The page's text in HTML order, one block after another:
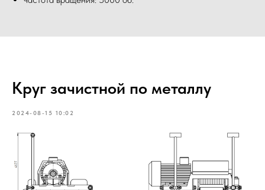
Круг зачистной по металлу
2024-08-15 10:02